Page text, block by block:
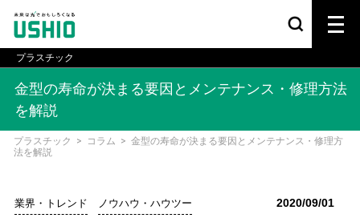
プラスチック
金型の寿命が決まる要因とメンテナンス・修理方法
を解説
プラスチック > コラム > 金型の寿命が決まる要因とメンテナンス・修理方
法を解説
業界・トレンド ノウハウ・ハウツー 2020/09/01